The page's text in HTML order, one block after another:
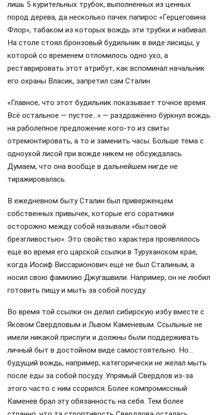
лишь 5 курительных трубок, выполненных из ценных
пород дерева, да несколько пачек папирос «Герцеговина
Флор», табаком из которых вождь эти трубки и набивал.
На столе стоял бронзовый будильник в виде лисицы, у
которой со временем отломилось одно ухо, а
реставрировать этот атрибут, как вспоминал начальник
его охраны Власик, запретил сам Сталин.
«Главное, что этот будильник показывает точное время.
Всё остальное — пустое…» — раздражённо буркнул вождь
на раболепное предложение кого-то из свиты
отремонтировать, а то и заменить часы. Больше тема с
одноухой лисой при вожде никем не обсуждалась.
Думаем, что она вообще в дальнейшем нигде не
тиражировалась.
В ежедневном быту Сталин был приверженцем
собственных привычек, которые его соратники
осторожно между собой называли «бытовой
брезгливостью». Это свойство характера проявлялось
еще во время его царской ссылки в Туруханском крае,
когда Иосиф Виссарионович ещё не был Сталиным, а
носил свою фамилию Джугашвили. Например, он не любил
готовить пищу и мыть за собой посуду.
Во время той ссылки он делил сибирскую избу вместе с
Яковом Свердловым и Львом Каменевым. Ссыльные не
имели никакой прислуги и должны были поддерживать
личный быт в достойном виде самостоятельно. Но…
будущий вождь, например, категорически не желал мыть
после еды за собой посуду. Упрямый Свердлов из-за
этого часто с ним ссорился. Более компромиссный
Каменев брал эту обязанность на себя. Тем более